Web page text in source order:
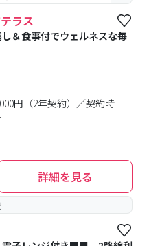
#予約受付中 #空室待ち
ラス
＆食事付でウェルネスな毎
円（2年契約）／契約時
詳細を見る